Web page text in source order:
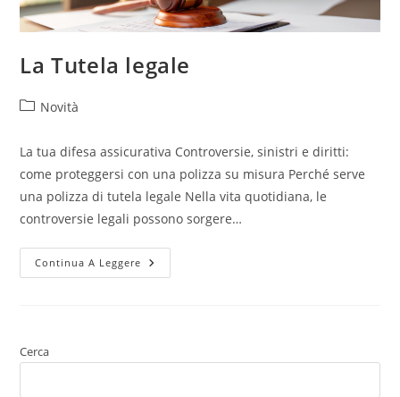
La Tutela legale
Novità
La tua difesa assicurativa Controversie, sinistri e diritti:
come proteggersi con una polizza su misura Perché serve
una polizza di tutela legale Nella vita quotidiana, le
controversie legali possono sorgere…
Continua A Leggere
Cerca